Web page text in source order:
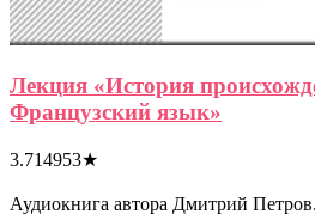
Лекция «История
Французский язык»
3.714953★
Аудиокнига автора Дмитрий